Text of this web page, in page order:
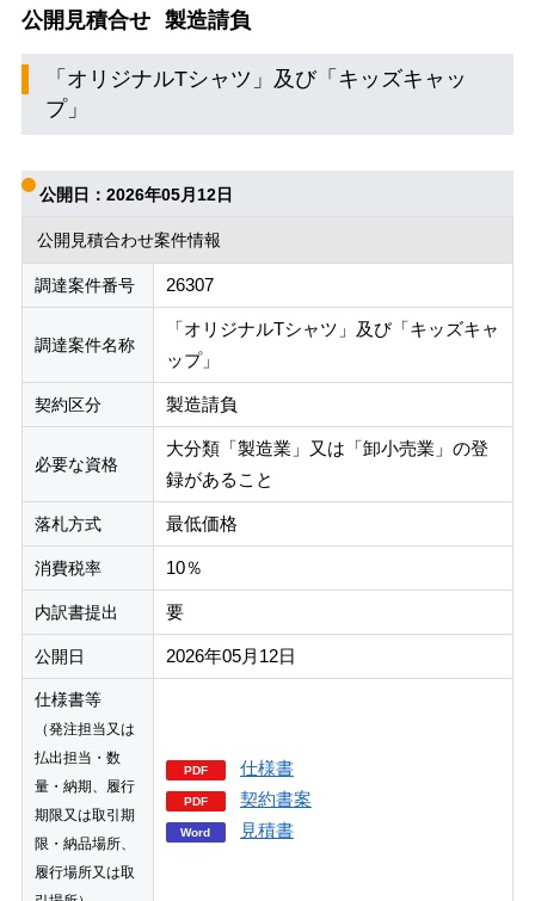
公開見積合せ 製造請負
「オリジナルTシャツ」及び「キッズキャッ
プ」
公開日：2026年05月12日
公開見積合わせ案件情報
調達案件番号 26307
調達案件名称
「オリジナルTシャツ」及び「キッズキャ
ップ」
契約区分 製造請負
必要な資格
大分類「製造業」又は「卸小売業」の登
録があること
落札方式 最低価格
消費税率 10％
内訳書提出 要
公開日 2026年05月12日
仕様書等
（発注担当又は
払出担当・数
量・納期、履行
期限又は取引期
限・納品場所、
履行場所又は取
仕様書
契約書案
見積書